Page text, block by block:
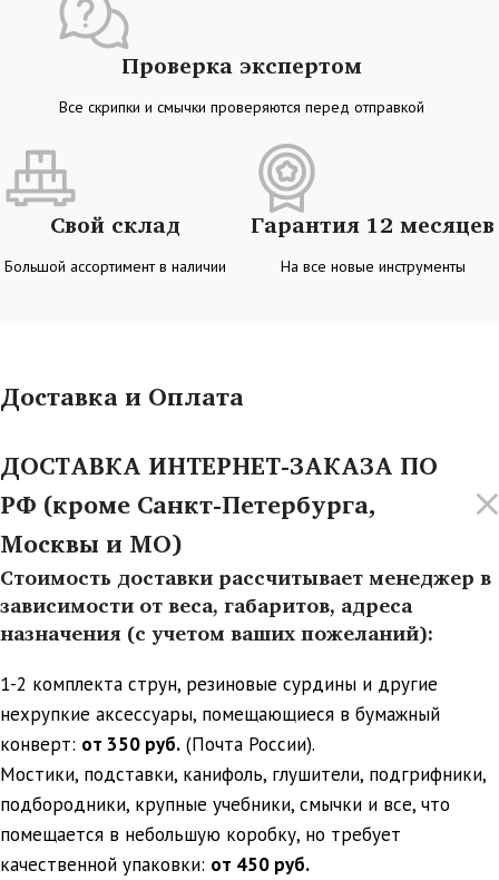
Проверка экспертом
Все скрипки и смычки проверяются перед отправкой
Свой склад
Большой ассортимент в наличии
Гарантия 12 месяцев
На все новые инструменты
Доставка и Оплата
ДОСТАВКА ИНТЕРНЕТ-ЗАКАЗА ПО
РФ (кроме Санкт-Петербурга,
Москвы и МО)
Стоимость доставки рассчитывает менеджер в
зависимости от веса, габаритов, адреса
назначения (с учетом ваших пожеланий):
1-2 комплекта струн, резиновые сурдины и другие
нехрупкие аксессуары, помещающиеся в бумажный
конверт: от 350 руб. (Почта России).
Мостики, подставки, канифоль, глушители, подгрифники,
подбородники, крупные учебники, смычки и все, что
помещается в небольшую коробку, но требует
качественной упаковки: от 450 руб.